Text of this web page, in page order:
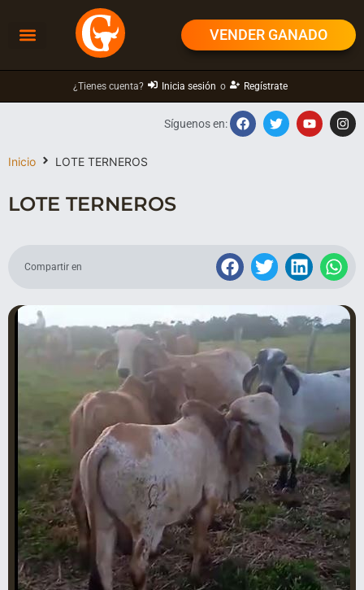
VENDER GANADO
¿Tienes cuenta? Inicia sesión o Regístrate
Inicio LOTE TERNEROS
Síguenos en:
LOTE TERNEROS
Compartir en